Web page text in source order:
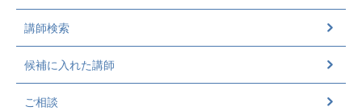
講師検索
候補に入れた講師
ご相談